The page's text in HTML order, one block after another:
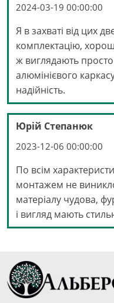
2024-03-19 00:00:00
Я в захваті від цих
комплектацію,
ж виглядають
алюмінієвого
надійність.
Юрій Степанюк
2023-12-06 00:00:00
По всім
монтажем не
матеріалу чудова,
і вигляд мають